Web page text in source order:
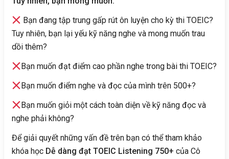
Bạn đang tập trung gấp rút ôn luyện cho kỳ thi TOEIC?
Tuy nhiên, bạn lại yếu kỹ năng nghe và mong muốn trau
dồi thêm?
Bạn muốn đạt điểm cao phần nghe trong bài thi TOEIC?
Bạn muốn điểm nghe và đọc của mình trên 500+?
Bạn muốn giỏi một cách toàn diện về kỹ năng đọc và
nghe phải không?
Để giải quyết những vấn đề trên bạn có thể tham khảo
khóa học Dễ dàng đạt TOEIC Listening 750+ của Cô